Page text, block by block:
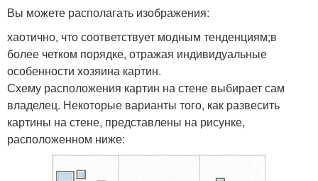
Вы можете располагать изображения:
хаотично, что соответствует модным тенденциям;в
более четком порядке, отражая индивидуальные
особенности хозяина картин.
Схему расположения картин на стене выбирает сам
владелец. Некоторые варианты того, как развесить
картины на стене, представлены на рисунке,
расположенном ниже: